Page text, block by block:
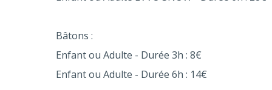
Bâtons :
Enfant ou Adulte - Durée 3h : 8€
Enfant ou Adulte - Durée 6h : 14€